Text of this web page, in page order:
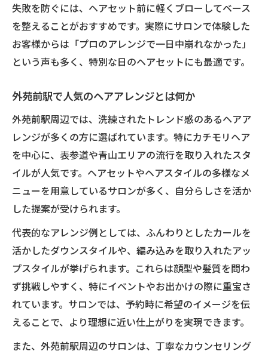
失敗を防ぐには、ヘアセット前に軽くブローしてベース
を整えることがおすすめです。実際にサロンで体験した
お客様からは「プロのアレンジで一日中崩れなかった」
という声も多く、特別な日のヘアセットにも最適です。
外苑前駅で人気のヘアアレンジとは何か
外苑前駅周辺では、洗練されたトレンド感のあるヘアア
レンジが多くの方に選ばれています。特にカチモリヘア
を中心に、表参道や青山エリアの流行を取り入れたスタ
イルが人気です。ヘアセットやヘアスタイルの多様なメ
ニューを用意しているサロンが多く、自分らしさを活か
した提案が受けられます。
代表的なアレンジ例としては、ふんわりとしたカールを
活かしたダウンスタイルや、編み込みを取り入れたアッ
プスタイルが挙げられます。これらは顔型や髪質を問わ
ず挑戦しやすく、特にイベントやお出かけの際に重宝さ
れています。サロンでは、予約時に希望のイメージを伝
えることで、より理想に近い仕上がりを実現できます。
また、外苑前駅周辺のサロンは、丁寧なカウンセリング